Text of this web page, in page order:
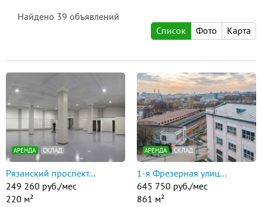
Найдено 39 объявлений
Список
Фото Карта
АРЕНДА СКЛАД
Рязанский проспект...
249 260 руб./мес
220 м²
АРЕНДА СКЛАД
1-я Фрезерная улиц...
645 750 руб./мес
861 м²